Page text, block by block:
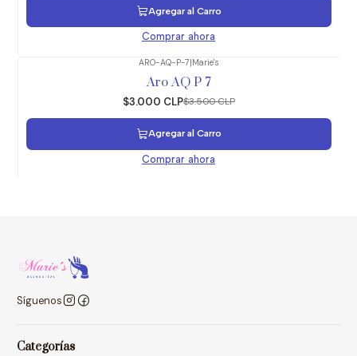
Agregar al Carro
Comprar ahora
ARO-AQ-P-7|Marie's
Aro AQ P 7
$3.000 CLP$3.500 CLP
Agregar al Carro
Comprar ahora
Síguenos
Categorías